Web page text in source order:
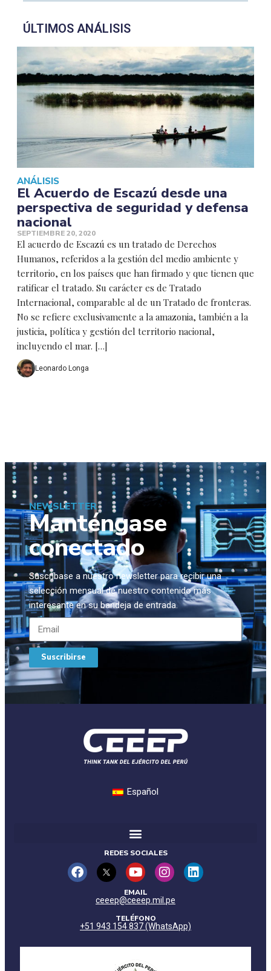
ÚLTIMOS ANÁLISIS
ANÁLISIS
El Acuerdo de Escazú desde una
perspectiva de seguridad y defensa
nacional
SEPTIEMBRE 20, 2020
El acuerdo de Escazú es un tratado de Derechos
Humanos, referidos a la gestión del medio ambiente y
territorio, en los países que han firmado y que tienen que
ratificar el tratado. Su carácter es de Tratado
Internacional, comparable al de un Tratado de fronteras.
No se refiere exclusivamente a la amazonia, también a la
justicia, política y gestión del territorio nacional,
incluyendo el mar. […]
Leonardo Longa
NEWSLETTER
Manténgase
conectado
Suscríbase a nuestro newsletter para recibir una
selección mensual de nuestro contenido más
interesante en su bandeja de entrada.
Suscribirse
Español
REDES SOCIALES
EMAIL
ceeep@ceeep.mil.pe
TELÉFONO
+51 943 154 837 (WhatsApp)